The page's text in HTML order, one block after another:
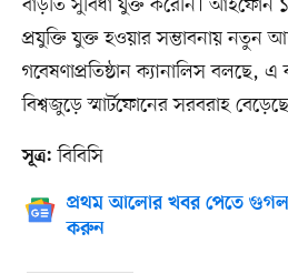
বাড়তি সুবিধা যুক্ত করেনি। আইফোন
প্রযুক্তি যুক্ত হওয়ার সম্ভাবনায় নতুন
গবেষণাপ্রতিষ্ঠান ক্যানালিস বলছে,
বিশ্বজুড়ে স্মার্টফোনের সরবরাহ
সূত্র: বিবিসি
প্রথম আলোর খবর পেতে
করুন